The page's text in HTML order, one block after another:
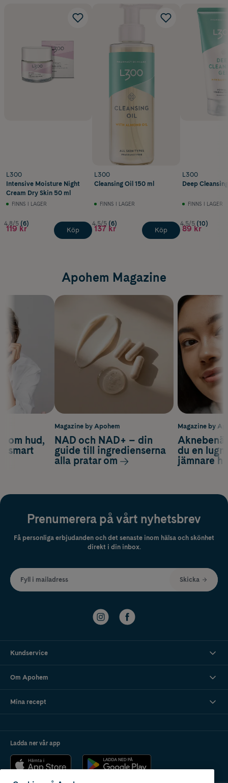
L300
Intensive Moisture Night
Cream Dry Skin 50 ml
FINNS I LAGER
4.8/5 (6)
119 kr Köp
L300
Cleansing Oil 150 ml
FINNS I LAGER
4.5/5 (6)
137 kr Köp
L300
Deep
FINNS I LAGER
4.5/5 (10)
89 kr
Apohem Magazine
Magazine by
du en
jämnare
om hud,
smart
Magazine by Apohem
NAD och NAD+ – din
guide till ingredienserna
alla pratar om
Prenumerera på vårt nyhetsbrev
Få personliga erbjudanden och det senaste inom hälsa och skönhet
direkt i din inbox.
Fyll i mailadress Skicka
Kundservice
Om Apohem
Mina recept
Ladda ner vår app